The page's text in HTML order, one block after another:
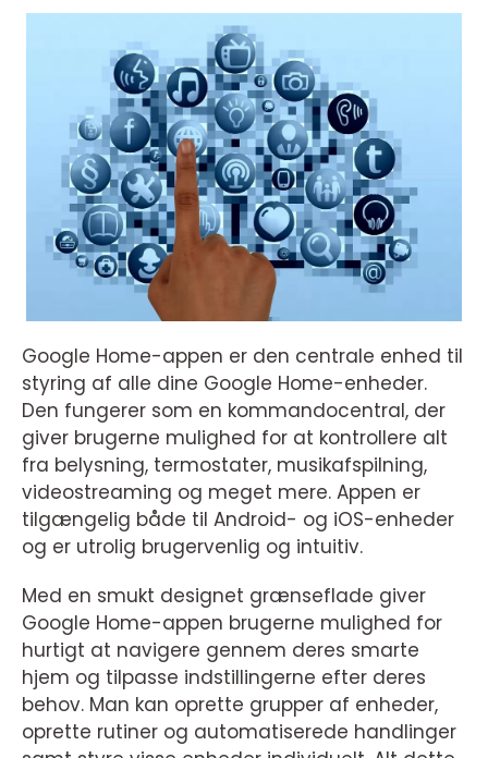
Google Home-appen er den centrale enhed til
styring af alle dine Google Home-enheder.
Den fungerer som en kommandocentral, der
giver brugerne mulighed for at kontrollere alt
fra belysning, termostater, musikafspilning,
videostreaming og meget mere. Appen er
tilgængelig både til Android- og iOS-enheder
og er utrolig brugervenlig og intuitiv.
Med en smukt designet grænseflade giver
Google Home-appen brugerne mulighed for
hurtigt at navigere gennem deres smarte
hjem og tilpasse indstillingerne efter deres
behov. Man kan oprette grupper af enheder,
oprette rutiner og automatiserede handlinger